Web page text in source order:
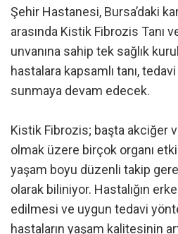
Şehir Hastanesi, Bursa’daki
arasında Kistik Fibrozis Tanı
unvanına sahip tek sağlık
hastalara kapsamlı tanı,
sunmaya devam edecek.
Kistik Fibrozis; başta akciğer
olmak üzere birçok organı
yaşam boyu düzenli takip
olarak biliniyor. Hastalığın
edilmesi ve uygun tedavi
hastaların yaşam kalitesinin